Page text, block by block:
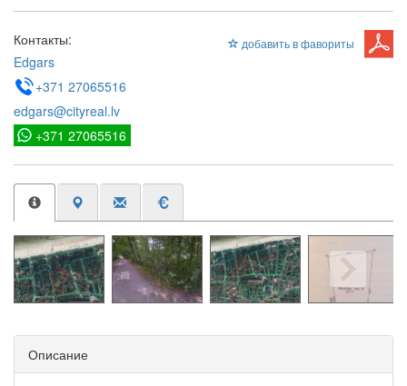
добавить в фавориты
Контакты:
Edgars
+371 27065516
edgars@cityreal.lv
+371 27065516
Описание